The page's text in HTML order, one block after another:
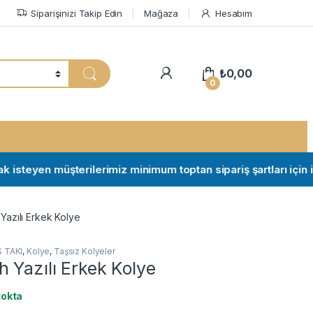
Siparişinizi Takip Edin Mağaza Hesabım
My Account
0
₺0,00
müşterilerimiz minimum toptan sipariş şartları için
Erkek Kolye
TAKI, Kolye, Taşsız Kolyeler
Yazılı Erkek Kolye